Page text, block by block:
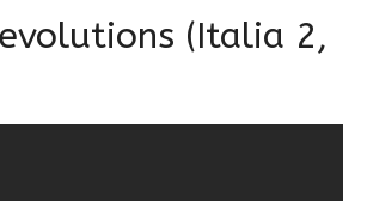
(Italia 2,